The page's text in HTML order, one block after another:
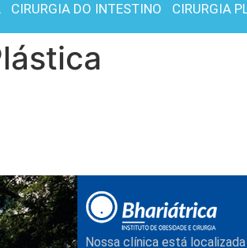
CIRURGIA DO INTESTINO CIRURGIA
Nossa clínica está